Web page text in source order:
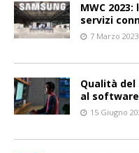
MWC
servizi
7 Marzo 2023
Qualità
al software
15 Giugno